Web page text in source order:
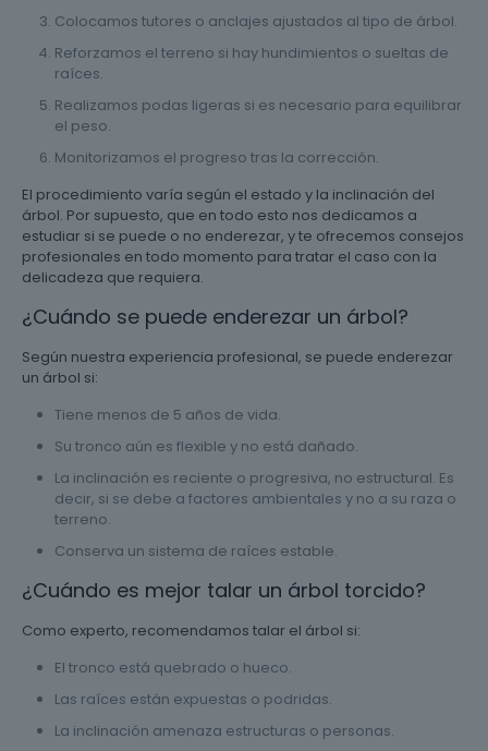
Colocamos tutores o anclajes ajustados al tipo de árbol.
Reforzamos el terreno si hay hundimientos o sueltas de
raíces.
Realizamos podas ligeras si es necesario para equilibrar
el peso.
Monitorizamos el progreso tras la corrección.
El procedimiento varía según el estado y la inclinación del
árbol. Por supuesto, que en todo esto nos dedicamos a
estudiar si se puede o no enderezar, y te ofrecemos consejos
profesionales en todo momento para tratar el caso con la
delicadeza que requiera.
¿Cuándo se puede enderezar un árbol?
Según nuestra experiencia profesional, se puede enderezar
un árbol si:
Tiene menos de 5 años de vida.
Su tronco aún es flexible y no está dañado.
La inclinación es reciente o progresiva, no estructural. Es
decir, si se debe a factores ambientales y no a su raza o
terreno.
Conserva un sistema de raíces estable.
¿Cuándo es mejor talar un árbol torcido?
Como experto, recomendamos talar el árbol si:
El tronco está quebrado o hueco.
Las raíces están expuestas o podridas.
La inclinación amenaza estructuras o personas.